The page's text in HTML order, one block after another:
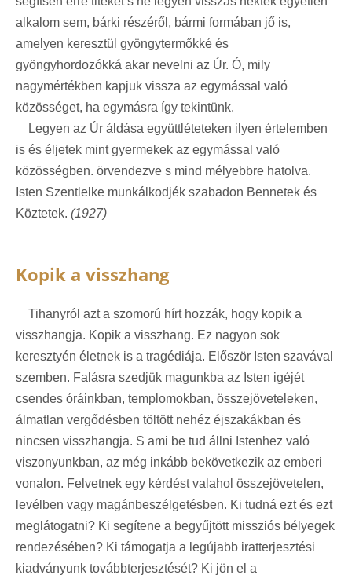
alkalom sem, bárki részéről, bármi formában jő is,
amelyen keresztül gyöngytermőkké és
gyöngyhordozókká akar nevelni az Úr. Ó, mily
nagymértékben kapjuk vissza az egymással való
közösséget, ha egymásra így tekintünk.
Legyen az Úr áldása együttléteteken ilyen értelemben
is és éljetek mint gyermekek az egymással való
közösségben. örvendezve s mind mélyebbre hatolva.
Isten Szentlelke munkálkodjék szabadon Bennetek és
Köztetek. (1927)
Kopik a visszhang
Tihanyról azt a szomorú hírt hozzák, hogy kopik a
visszhangja. Kopik a visszhang. Ez nagyon sok
keresztyén életnek is a tragédiája. Először Isten szavával
szemben. Falásra szedjük magunkba az Isten igéjét
csendes óráinkban, templomokban, összejöveteleken,
álmatlan vergődésben töltött nehéz éjszakákban és
nincsen visszhangja. S ami be tud állni Istenhez való
viszonyunkban, az még inkább bekövetkezik az emberi
vonalon. Felvetnek egy kérdést valahol összejövetelen,
levélben vagy magánbeszélgetésben. Ki tudná ezt és ezt
meglátogatni? Ki segítene a begyűjtött missziós bélyegek
rendezésében? Ki támogatja a legújabb iratterjesztési
kiadványunk továbbterjesztését? Ki jön el a